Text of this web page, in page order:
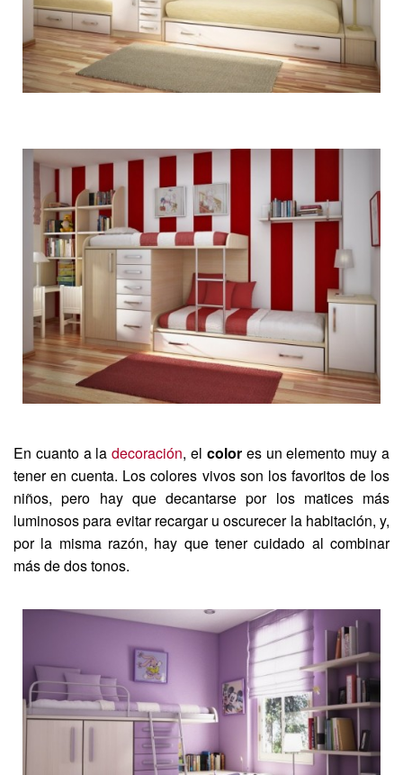
En cuanto a ladecoración, el colores un elemento muy a
tener en cuenta. Los colores vivos son los favoritos de los
niños, pero hay que decantarse por los matices más
luminosos para evitar recargar u oscurecer la habitación, y,
por la misma razón, hay que tener cuidado al combinar
más de dos tonos.